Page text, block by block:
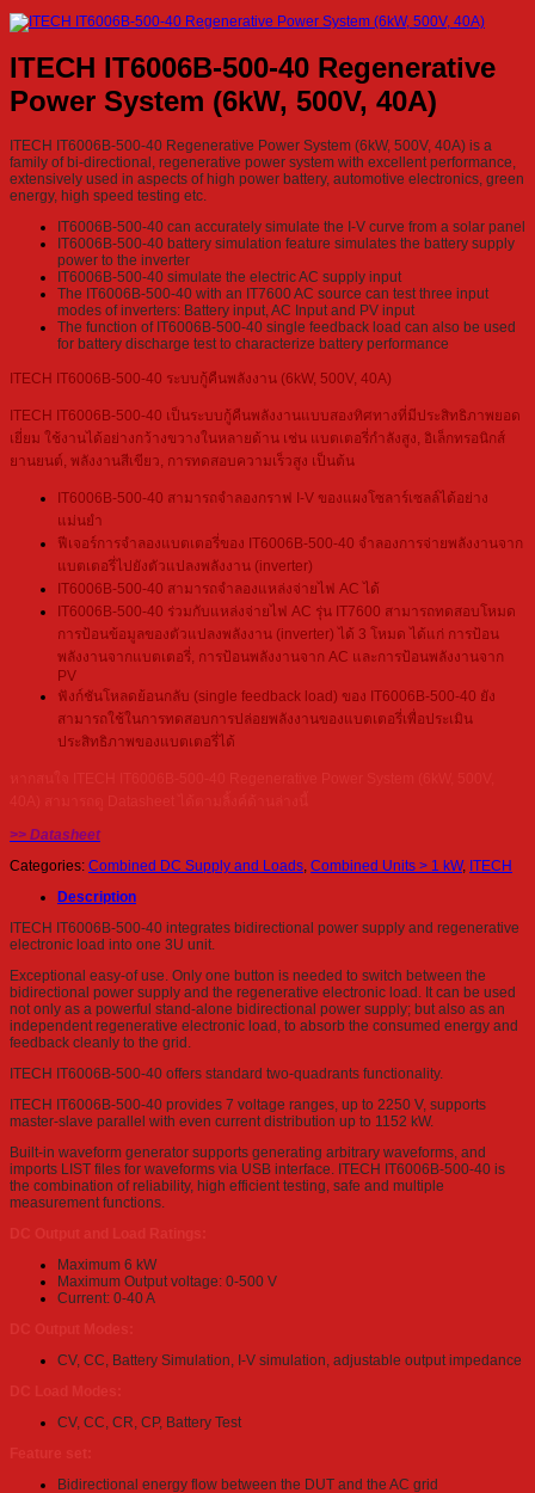
ITECH IT6006B-500-40 Regenerative
Power System (6kW, 500V, 40A)
ITECH IT6006B-500-40 Regenerative Power System (6kW, 500V, 40A) is a
family of bi-directional, regenerative power system with excellent performance,
extensively used in aspects of high power battery, automotive electronics, green
energy, high speed testing etc.
IT6006B-500-40 can accurately simulate the I-V curve from a solar panel
IT6006B-500-40 battery simulation feature simulates the battery supply
power to the inverter
IT6006B-500-40 simulate the electric AC supply input
The IT6006B-500-40 with an IT7600 AC source can test three input
modes of inverters: Battery input, AC Input and PV input
The function of IT6006B-500-40 single feedback load can also be used
for battery discharge test to characterize battery performance
ITECH IT6006B-500-40 ระบบกู้คืนพลังงาน (6kW, 500V, 40A)
ITECH IT6006B-500-40 เป็นระบบกู้คืนพลังงานแบบสองทิศทางที่มีประสิทธิภาพยอด
เยี่ยม ใช้งานได้อย่างกว้างขวางในหลายด้าน เช่น แบตเตอรี่กำลังสูง, อิเล็กทรอนิกส์
ยานยนต์, พลังงานสีเขียว, การทดสอบความเร็วสูง เป็นต้น
IT6006B-500-40 สามารถจำลองกราฟ I-V ของแผงโซลาร์เซลล์ได้อย่าง
แม่นยำ
ฟีเจอร์การจำลองแบตเตอรี่ของ IT6006B-500-40 จำลองการจ่ายพลังงานจาก
แบตเตอรี่ไปยังตัวแปลงพลังงาน (inverter)
IT6006B-500-40 สามารถจำลองแหล่งจ่ายไฟ AC ได้
IT6006B-500-40 ร่วมกับแหล่งจ่ายไฟ AC รุ่น IT7600 สามารถทดสอบโหมด
การป้อนข้อมูลของตัวแปลงพลังงาน (inverter) ได้ 3 โหมด ได้แก่ การป้อน
พลังงานจากแบตเตอรี่, การป้อนพลังงานจาก AC และการป้อนพลังงานจาก
PV
ฟังก์ชันโหลดย้อนกลับ (single feedback load) ของ IT6006B-500-40 ยัง
สามารถใช้ในการทดสอบการปล่อยพลังงานของแบตเตอรี่เพื่อประเมิน
ประสิทธิภาพของแบตเตอรี่ได้
>> Datasheet
Categories: Combined DC Supply and Loads, Combined Units > 1 kW, ITECH
Description
ITECH IT6006B-500-40 integrates bidirectional power supply and regenerative
electronic load into one 3U unit.
Exceptional easy-of use. Only one button is needed to switch between the
bidirectional power supply and the regenerative electronic load. It can be used
not only as a powerful stand-alone bidirectional power supply; but also as an
independent regenerative electronic load, to absorb the consumed energy and
feedback cleanly to the grid.
ITECH IT6006B-500-40 offers standard two-quadrants functionality.
ITECH IT6006B-500-40 provides 7 voltage ranges, up to 2250 V, supports
master-slave parallel with even current distribution up to 1152 kW.
Built-in waveform generator supports generating arbitrary waveforms, and
imports LIST files for waveforms via USB interface. ITECH IT6006B-500-40 is
the combination of reliability, high efficient testing, safe and multiple
measurement functions.
Maximum 6 kW
Maximum Output voltage: 0-500 V
Current: 0-40 A
CV, CC, Battery Simulation, I-V simulation, adjustable output impedance
CV, CC, CR, CP, Battery Test
Bidirectional energy flow between the DUT and the AC grid